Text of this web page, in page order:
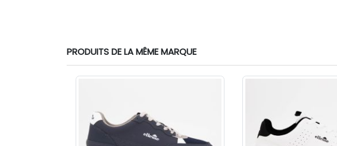
PRODUITS DE LA MÊME MARQUE